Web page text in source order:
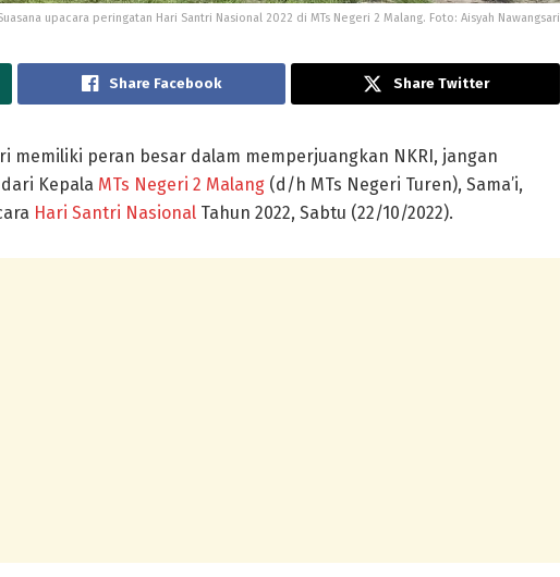
upacara peringatan Hari Santri Nasional 2022 di MTs Negeri 2 Malang. Foto: Aisyah Nawangsari
Share Facebook Share Twitter
memiliki peran besar dalam memperjuangkan NKRI, jangan
Kepala MTs Negeri 2 Malang (d/h MTs Negeri Turen), Sama’i,
Hari Santri Nasional Tahun 2022, Sabtu (22/10/2022).